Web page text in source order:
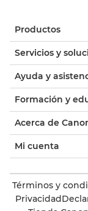
Productos
Servicios y
Ayuda y
Formación y
Acerca de
Mi cuenta
Términos y
Privacidad